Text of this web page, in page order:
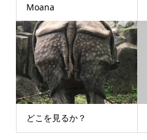
Moana
どこを見るか？